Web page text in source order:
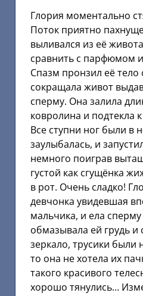
Глория моментально
Поток приятно
выливался из её
сравнить с парфюмом
Спазм пронзил её тело
сокращала живот
сперму. Она залила
ковролина и подтекла
Все ступни ног были в
заулыбалась, и
немного поиграв
густой как сгущёнка
в рот. Очень сладко!
девчонка увидевшая
мальчика, и ела
обмазывала ей грудь и
зеркало, трусики были
то она не хотела их
такого красивого
хорошо тянулись…